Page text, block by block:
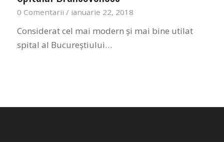
0 Comentarii / ianuarie 22, 2018
Considerat cel mai modern şi mai bine utilat
spital al Bucureştiului…